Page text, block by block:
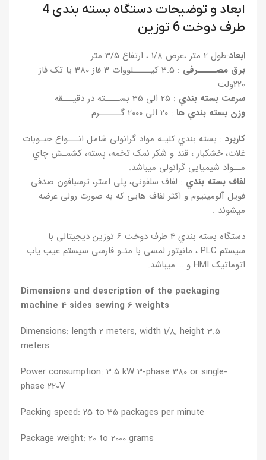
ابعاد و توضیحات دستگاه بسته بندی 4
طرف دوخت 6 توزین
ابعاد:طول 2 متر ،عرض 1/8 ، ارتفاع 3/5 متر
برق مصـــــرفی
: 3.5 کیـــــلووات 3 فاز 380 یا تک فاز
220ولت
سرعت بسته بندي : 25 الی 35 بســــته در دقیـــقه
وزن بسته بندي ها : 20 الی 2000 گــــــرم
کاربرد : بسته بندي کلیـه مواد گرانولی شامل انـــواع حبـوبات
غلات، خشکبار ، قند و شکر نمک تخمه، پسته، کشمـش چاي
مــواد شیمیایی گرانولی میباشد.
لفاف بسته بندي : لفاف سلفونی، پلی استر، ترسبافون صدفی
فویل آلومینیوم و اکثر لفاف هایی که به صورت رولی عرضه
میشوند .
دستگاه بسته بندي 4 طرف دوخت 6 توزین دیجیتالی با
سیستم PLC ، مانیتور لمسی با منـو فارسی سیستم عیب یاب
اتوماتیک HMI و … میباشد.
Dimensions and description of the packaging
machine 4 sides sewing 6 weights
Dimensions: length 2 meters, width 1/8, height 3.5
meters
Power consumption: 3.5 kW 3-phase 380 or single-
phase 220V
Packing speed: 25 to 35 packages per minute
Package weight: 20 to 2000 grams